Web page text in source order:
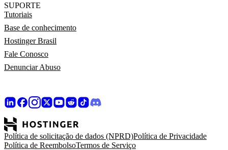
SUPORTE
Tutoriais
Base de conhecimento
Hostinger Brasil
Fale Conosco
Denunciar Abuso
Política de solicitação de dados (NPRD)Política de Privacidade
Política de ReembolsoTermos de Serviço